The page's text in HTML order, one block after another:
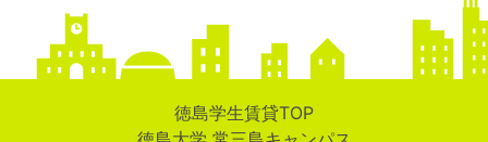
徳島学生賃貸TOP